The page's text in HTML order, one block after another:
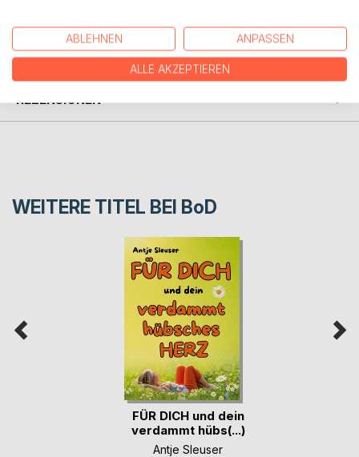
PRESSESTIMMEN
REZENSIONEN
WEITERE TITEL BEI BoD
FÜR DICH und dein
verdammt hübs(...)
Antje Sleuser
ABLEHNEN ANPASSEN
ALLE AKZEPTIEREN